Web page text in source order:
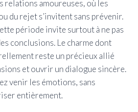
relations amoureuses, où les
du rejet s’invitent sans prévenir.
période invite surtout à ne pas
conclusions. Le charme dont
reste un précieux allié
et ouvrir un dialogue sincère.
venir les émotions, sans
entièrement.